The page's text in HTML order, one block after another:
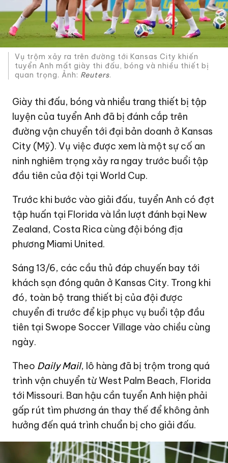
Vụ trộm xảy ra trên đường tới Kansas City khiến
tuyển Anh mất giày thi đấu, bóng và nhiều thiết bị
quan trọng. Ảnh: Reuters.
Giày thi đấu, bóng và nhiều trang thiết bị tập
luyện của tuyển Anh đã bị đánh cắp trên
đường vận chuyển tới đại bản doanh ở Kansas
City (Mỹ). Vụ việc được xem là một sự cố an
ninh nghiêm trọng xảy ra ngay trước buổi tập
đầu tiên của đội tại World Cup.
Trước khi bước vào giải đấu, tuyển Anh có đợt
tập huấn tại Florida và lần lượt đánh bại New
Zealand, Costa Rica cùng đội bóng địa
phương Miami United.
Sáng 13/6, các cầu thủ đáp chuyến bay tới
khách sạn đóng quân ở Kansas City. Trong khi
đó, toàn bộ trang thiết bị của đội được
chuyển đi trước để kịp phục vụ buổi tập đầu
tiên tại Swope Soccer Village vào chiều cùng
ngày.
Theo Daily Mail, lô hàng đã bị trộm trong quá
trình vận chuyển từ West Palm Beach, Florida
tới Missouri. Ban hậu cần tuyển Anh hiện phải
gấp rút tìm phương án thay thế để không ảnh
hưởng đến quá trình chuẩn bị cho giải đấu.